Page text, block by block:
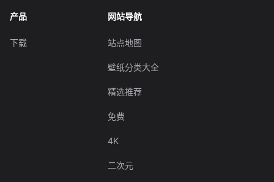
产品
下载
网站导航
站点地图
壁纸分类大全
精选推荐
免费
4K
二次元